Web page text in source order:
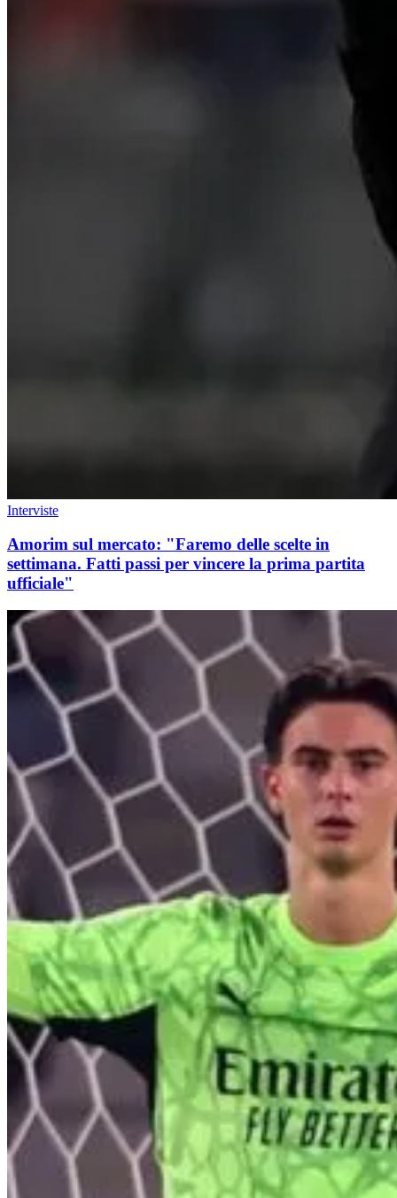
Interviste
Amorim sul mercato: "Faremo delle scelte in
settimana. Fatti passi per vincere la prima partita
ufficiale"